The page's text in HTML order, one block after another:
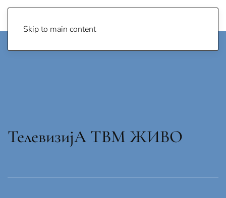
Skip to main content
ТелевизијА ТВМ ЖИВО